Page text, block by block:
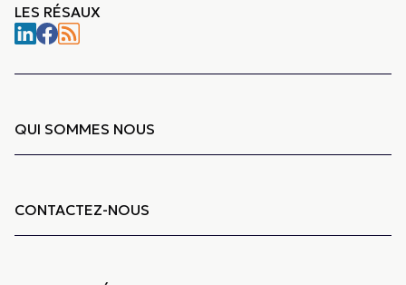
LES RÉSAUX
QUI SOMMES NOUS
CONTACTEZ-NOUS